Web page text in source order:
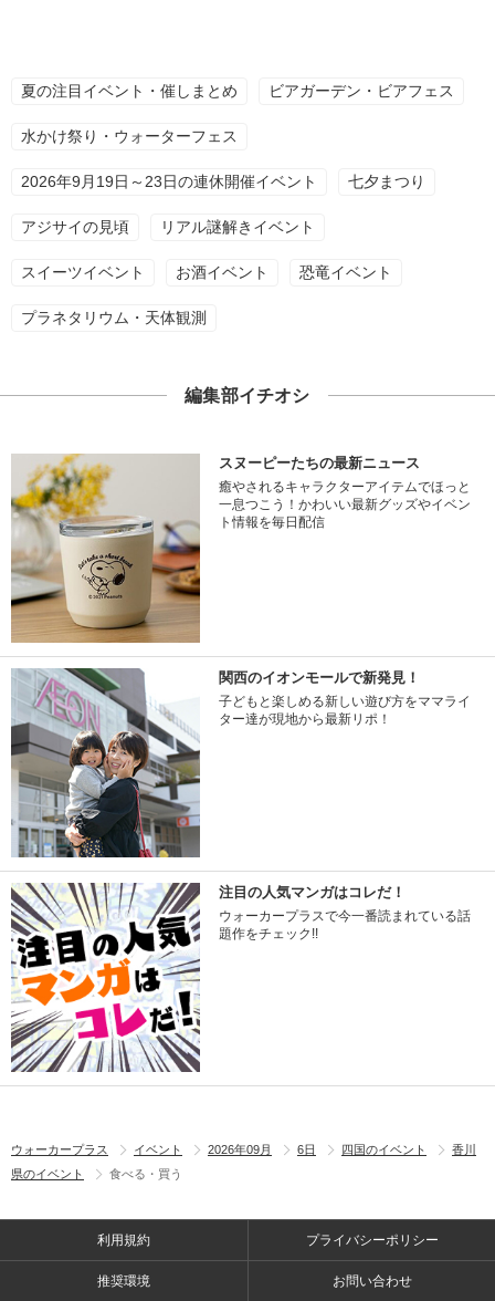
夏の注目イベント・催しまとめ ビアガーデン・ビアフェス
水かけ祭り・ウォーターフェス
2026年9月19日～23日の連休開催イベント 七夕まつり
アジサイの見頃 リアル謎解きイベント
スイーツイベント お酒イベント 恐竜イベント
プラネタリウム・天体観測
編集部イチオシ
スヌーピーたちの最新ニュース
癒やされるキャラクターアイテムでほっと
一息つこう！かわいい最新グッズやイベン
ト情報を毎日配信
関西のイオンモールで新発見！
子どもと楽しめる新しい遊び方をママライ
ター達が現地から最新リポ！
注目の人気マンガはコレだ！
ウォーカープラスで今一番読まれている話
題作をチェック!!
ウォーカープラス イベント 2026年09月 6日 四国のイベント
香川
県のイベント
食べる・買う
利用規約 プライバシーポリシー
推奨環境 お問い合わせ